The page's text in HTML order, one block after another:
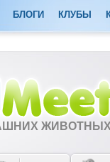
БЛОГИ КЛУБЫ